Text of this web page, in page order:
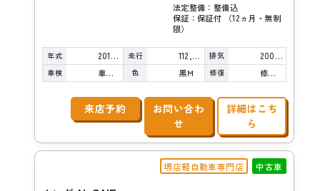
法定整備：整備込
保証：保証付 （12ヵ月・無制
限）
年式 2014年 走行 112,000km 排気 2000cc
車検 車検整備付 色 黒Ｍ 修復 修復歴無し
来店予約
お問い合わ
せ
詳細はこち
ら
堺店軽自動車専門店 中古車